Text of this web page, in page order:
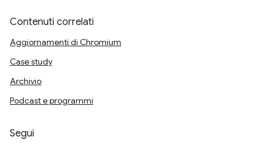
Contenuti correlati
Aggiornamenti di Chromium
Case study
Archivio
Podcast e programmi
Segui